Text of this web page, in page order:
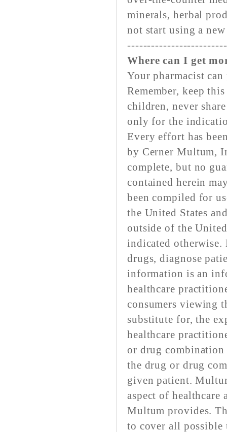
minerals, herbal
not start using a
Where can I get
Your pharmacist
Remember, keep
children, never
only for the
Every effort has
by Cerner Multum,
complete, but no
contained herein
been compiled for
the United States
outside of the
indicated
drugs, diagnose
information is an
healthcare
consumers viewing
substitute for, the
healthcare
or drug
the drug or drug
given patient.
aspect of
Multum provides.
to cover all possible